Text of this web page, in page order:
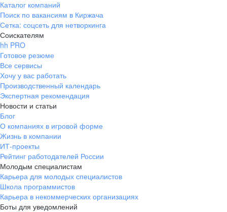
Каталог компаний
Поиск по вакансиям в Киржача
Сетка: соцсеть для нетворкинга
Соискателям
hh PRO
Готовое резюме
Все сервисы
Хочу у вас работать
Производственный календарь
Экспертная рекомендация
Новости и статьи
Блог
О компаниях в игровой форме
Жизнь в компании
ИТ-проекты
Рейтинг работодателей России
Молодым специалистам
Карьера для молодых специалистов
Школа программистов
Карьера в некоммерческих организациях
Боты для уведомлений